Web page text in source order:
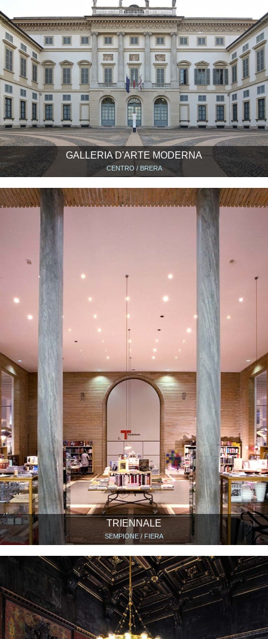
GALLERIA D'ARTE MODERNA
CENTRO / BRERA
TRIENNALE
SEMPIONE / FIERA